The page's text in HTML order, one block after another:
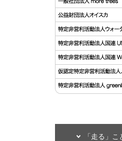
「走る」